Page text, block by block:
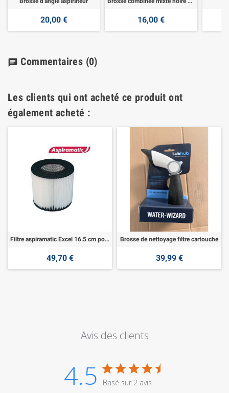
20,00 € 16,00 €
chat Commentaires (0)
Les clients qui ont acheté ce produit ont
également acheté :
Filtre aspiramatic Excel 16.5 cm polyester
49,70 €
Brosse de nettoyage filtre cartouche
39,99 €
Avis des clients
4.5 Basé sur 2 avis